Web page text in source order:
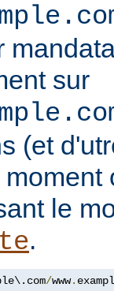
sur
(et
le
.
/www.